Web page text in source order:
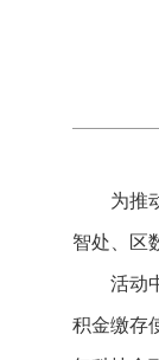
为推
智处、区
活动
积金缴存